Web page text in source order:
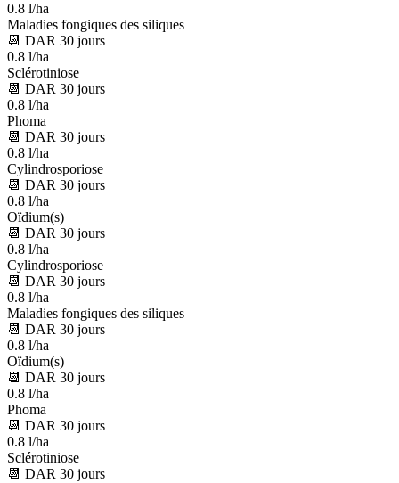
0.8 l/ha
Maladies fongiques des siliques
📆 DAR 30 jours
0.8 l/ha
Sclérotiniose
📆 DAR 30 jours
0.8 l/ha
Phoma
📆 DAR 30 jours
0.8 l/ha
Cylindrosporiose
📆 DAR 30 jours
0.8 l/ha
Oïdium(s)
📆 DAR 30 jours
0.8 l/ha
Cylindrosporiose
📆 DAR 30 jours
0.8 l/ha
Maladies fongiques des siliques
📆 DAR 30 jours
0.8 l/ha
Oïdium(s)
📆 DAR 30 jours
0.8 l/ha
Phoma
📆 DAR 30 jours
0.8 l/ha
Sclérotiniose
📆 DAR 30 jours